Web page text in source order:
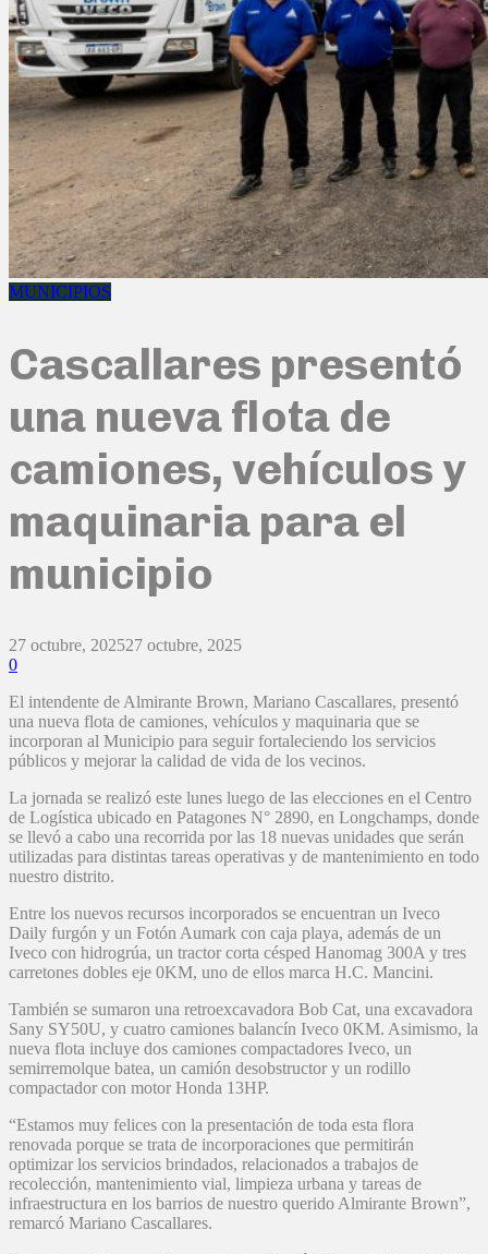
MUNICIPIOS
Cascallares presentó
una nueva flota de
camiones, vehículos y
maquinaria para el
municipio
27 octubre, 202527 octubre, 2025
0
El intendente de Almirante Brown, Mariano Cascallares, presentó
una nueva flota de camiones, vehículos y maquinaria que se
incorporan al Municipio para seguir fortaleciendo los servicios
públicos y mejorar la calidad de vida de los vecinos.
La jornada se realizó este lunes luego de las elecciones en el Centro
de Logística ubicado en Patagones N° 2890, en Longchamps, donde
se llevó a cabo una recorrida por las 18 nuevas unidades que serán
utilizadas para distintas tareas operativas y de mantenimiento en todo
nuestro distrito.
Entre los nuevos recursos incorporados se encuentran un Iveco
Daily furgón y un Fotón Aumark con caja playa, además de un
Iveco con hidrogrúa, un tractor corta césped Hanomag 300A y tres
carretones dobles eje 0KM, uno de ellos marca H.C. Mancini.
También se sumaron una retroexcavadora Bob Cat, una excavadora
Sany SY50U, y cuatro camiones balancín Iveco 0KM. Asimismo, la
nueva flota incluye dos camiones compactadores Iveco, un
semirremolque batea, un camión desobstructor y un rodillo
compactador con motor Honda 13HP.
“Estamos muy felices con la presentación de toda esta flora
renovada porque se trata de incorporaciones que permitirán
optimizar los servicios brindados, relacionados a trabajos de
recolección, mantenimiento vial, limpieza urbana y tareas de
infraestructura en los barrios de nuestro querido Almirante Brown”,
remarcó Mariano Cascallares.